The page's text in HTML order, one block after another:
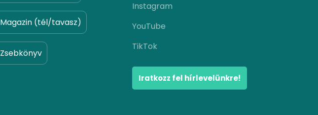
Magazin (tél/tavasz)
Zsebkönyv
Instagram
YouTube
TikTok
Iratkozz fel hírlevelünkre!